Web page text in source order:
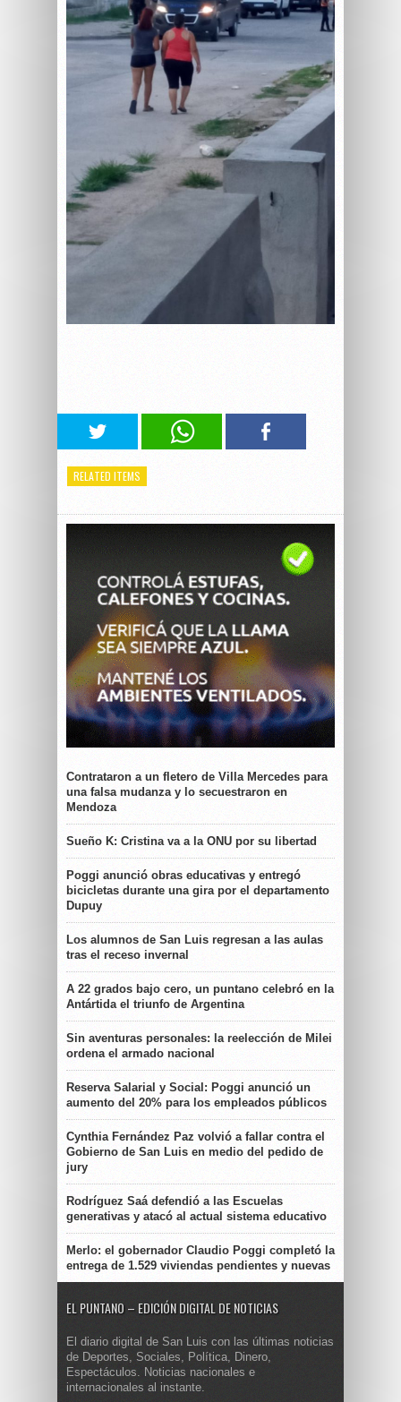
RELATED ITEMS
Contrataron a un fletero de Villa Mercedes para
una falsa mudanza y lo secuestraron en
Mendoza
Sueño K: Cristina va a la ONU por su libertad
Poggi anunció obras educativas y entregó
bicicletas durante una gira por el departamento
Dupuy
Los alumnos de San Luis regresan a las aulas
tras el receso invernal
A 22 grados bajo cero, un puntano celebró en la
Antártida el triunfo de Argentina
Sin aventuras personales: la reelección de Milei
ordena el armado nacional
Reserva Salarial y Social: Poggi anunció un
aumento del 20% para los empleados públicos
Cynthia Fernández Paz volvió a fallar contra el
Gobierno de San Luis en medio del pedido de
jury
Rodríguez Saá defendió a las Escuelas
generativas y atacó al actual sistema educativo
Merlo: el gobernador Claudio Poggi completó la
entrega de 1.529 viviendas pendientes y nuevas
EL PUNTANO – EDICIÓN DIGITAL DE NOTICIAS
El diario digital de San Luis con las últimas noticias
de Deportes, Sociales, Política, Dinero,
Espectáculos. Noticias nacionales e
internacionales al instante.